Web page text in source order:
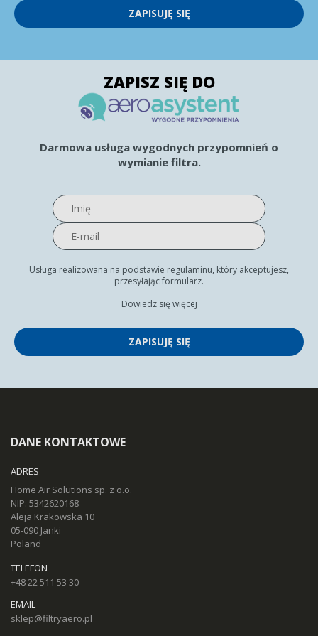
ZAPISUJĘ SIĘ
ZAPISZ SIĘ DO
Darmowa usługa wygodnych przypomnień o
wymianie filtra.
Usługa realizowana na podstawie regulaminu, który akceptujesz,
przesyłając formularz.
Dowiedz się więcej
ZAPISUJĘ SIĘ
DANE KONTAKTOWE
ADRES
Home Air Solutions sp. z o.o.
NIP: 5342620168
Aleja Krakowska 10
05-090 Janki
Poland
TELEFON
+48 22 511 53 30
EMAIL
sklep@filtryaero.pl